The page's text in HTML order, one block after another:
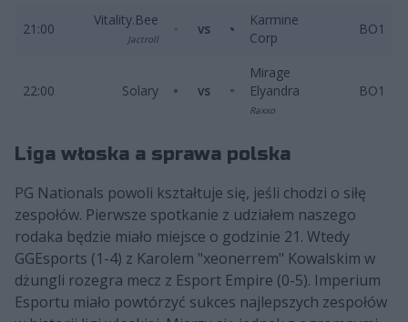
21:00
Vitality.Bee
Jactroll
vs
Karmine
Corp
BO1
22:00 Solary vs
Mirage
Elyandra
Raxxo
BO1
Liga włoska a sprawa polska
PG Nationals powoli kształtuje się, jeśli chodzi o siłę
zespołów. Pierwsze spotkanie z udziałem naszego
rodaka będzie miało miejsce o godzinie 21. Wtedy
GGEsports (1-4) z Karolem "xeonerrem" Kowalskim w
dżungli rozegra mecz z Esport Empire (0-5). Imperium
Esportu miało powtórzyć sukces najlepszych zespołów